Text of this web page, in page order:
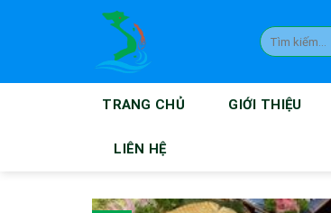
Tìm
kiếm:
TRANG CHỦ GIỚI THIỆU
LIÊN HỆ